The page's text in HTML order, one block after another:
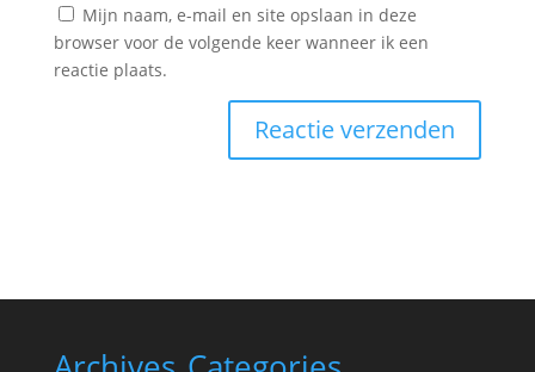
Mijn naam, e-mail en site opslaan in deze
browser voor de volgende keer wanneer ik een
reactie plaats.